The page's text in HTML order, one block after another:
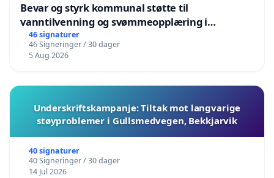
Bevar og styrk kommunal støtte til
vanntilvenning og svømmeopplæring i
barnehagene i Haugesund
46 signaturer
46 Signeringer / 30 dager
5 Aug 2026
Underskriftskampanje: Tiltak mot langvarige
støyproblemer i Gullsmedvegen, Bekkjarvik
40 signaturer
40 Signeringer / 30 dager
14 Jul 2026